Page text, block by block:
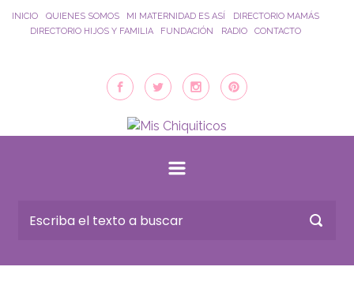
Saltar al contenido principal
INICIO QUIENES SOMOS MI MATERNIDAD ES ASÍ
DIRECTORIO MAMÁS
DIRECTORIO HIJOS Y FAMILIA
FUNDACIÓN RADIO CONTACTO